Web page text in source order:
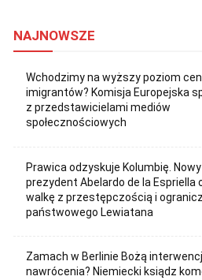
NAJNOWSZE
Wchodzimy na wyższy poziom
imigrantów? Komisja Europejska
z przedstawicielami mediów
społecznościowych
Prawica odzyskuje Kolumbię. Nowy
prezydent Abelardo de la Espriella
walkę z przestępczością i
państwowego Lewiatana
Zamach w Berlinie Bożą
nawrócenia? Niemiecki ksiądz